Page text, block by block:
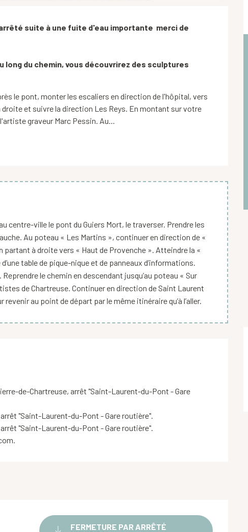
suite à une fuite d'eau importante  merci de
du chemin, vous découvrirez des sculptures
le pont, monter les escaliers en direction de l'hôpital, vers
et suivre la direction Les Reys. En montant sur votre
graveur Marc Pessin. Au...
centre-ville le pont du Guiers Mort, le traverser. Prendre les
Au poteau « Les Martins », continuer en direction de «
partant à droite vers « Haut de Provenche ». Atteindre la «
table de pique-nique et de panneaux d’informations.
le chemin en descendant jusqu’au poteau « Sur
de Chartreuse. Continuer en direction de Saint Laurent
au point de départ par le même itinéraire qu’à l’aller.
de-Chartreuse, arrêt "Saint-Laurent-du-Pont - Gare
"Saint-Laurent-du-Pont - Gare routière".
"Saint-Laurent-du-Pont - Gare routière".
FERMETURE PAR ARRÊTÉ